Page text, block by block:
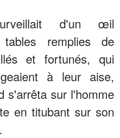
d'un œil
remplies de
et fortunés, qui
à leur aise,
s'arrêta sur l'homme
en titubant sur son